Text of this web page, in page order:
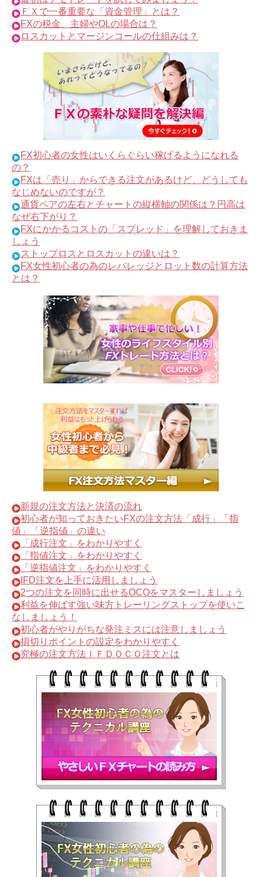
ＦＸで一番重要な「資金管理」とは？
FXの税金、主婦やOLの場合は？
ロスカットとマージンコールの仕組みは？
FX初心者の女性はいくらぐらい稼げるようになれる
の？
FXは「売り」からできる注文があるけど、どうしても
なじめないのですが？
通貨ペアの左右とチャートの縦横軸の関係は？円高は
なぜ右下がり？
FXにかかるコストの「スプレッド」を理解しておきま
しょう
ストップロスとロスカットの違いは？
FX女性初心者の為のレバレッジとロット数の計算方法
とは？
新規の注文方法と決済の流れ
初心者が知っておきたいFXの注文方法「成行」「指
値」「逆指値」の違い
「成行注文」をわかりやすく
「指値注文」をわかりやすく
「逆指値注文」をわかりやすく
IFD注文を上手に活用しましょう
2つの注文を同時に出せるOCOをマスターしましょう
利益を伸ばす強い味方トレーリングストップを使いこ
なしましょう！
初心者がやりがちな発注ミスには注意しましょう
損切りポイントの設定をわかりやすく
究極の注文方法ＩＦＤＯＣＯ注文とは